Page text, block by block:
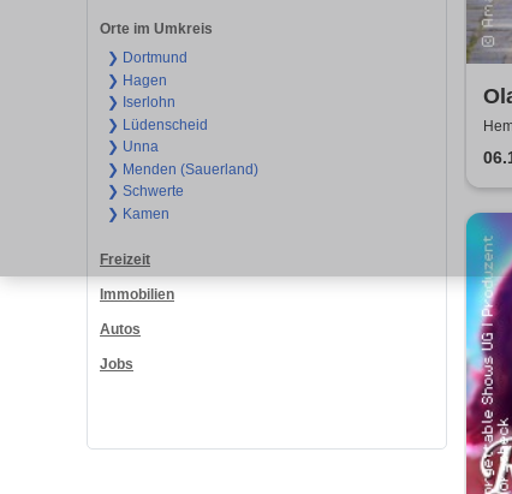
Orte im Umkreis
❯ Dortmund
❯ Hagen
❯ Iserlohn
❯ Lüdenscheid
❯ Unna
❯ Menden (Sauerland)
❯ Schwerte
❯ Kamen
Freizeit
Immobilien
Autos
Jobs